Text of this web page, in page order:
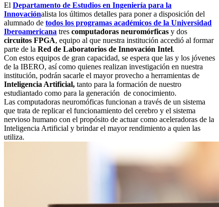
El Departamento de Estudios en Ingeniería para la
Innovaciónalista los últimos detalles para poner a disposición del
alumnado de todos los programas académicos de la Universidad
Iberoamericana tres computadoras neuromórficas y dos
circuitos FPGA, equipo al que nuestra institución accedió al formar
parte de la Red de Laboratorios de Innovación Intel.
Con estos equipos de gran capacidad, se espera que las y los jóvenes
de la IBERO, así como quienes realizan investigación en nuestra
institución, podrán sacarle el mayor provecho a herramientas de
Inteligencia Artificial, tanto para la formación de nuestro
estudiantado como para la generación de conocimiento.
Las computadoras neuromóficas funcionan a través de un sistema
que trata de replicar el funcionamiento del cerebro y el sistema
nervioso humano con el propósito de actuar como aceleradoras de la
Inteligencia Artificial y brindar el mayor rendimiento a quien las
utiliza.